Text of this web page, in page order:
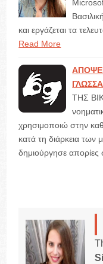
και εργάζεται τα
Read More
ΓΛΩΣΣΑ
ΤΗΣ
χρησιμοποιώ στην
κατά τη διάρκεια
δημιούργησε